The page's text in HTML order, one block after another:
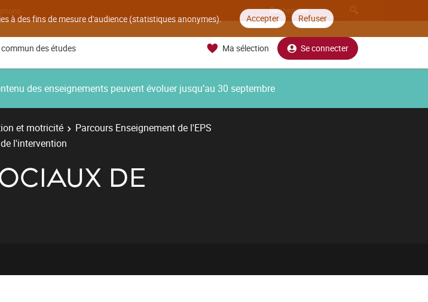
à des fins de mesure d'audience (statistiques anonymes). Accepter Refuser
des études Ma sélection Se connecter
des enseignements peuvent évoluer jusqu’au 30 septembre
et motricité
Parcours Enseignement de l'EPS
l'intervention
DE